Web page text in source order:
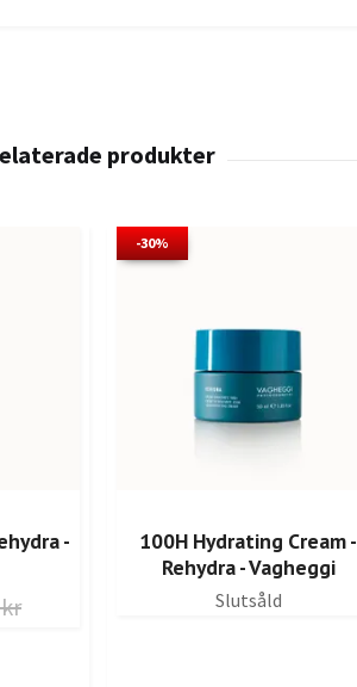
-
-30%
100H Hydrating Cream -
Rehydra - Vagheggi
Slutsåld